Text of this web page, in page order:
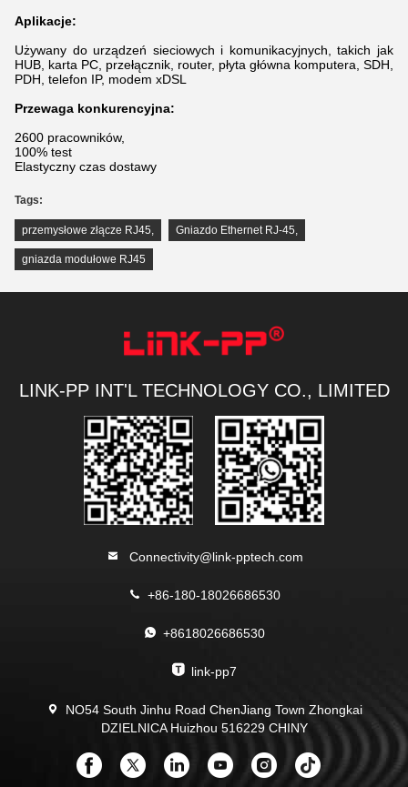
Aplikacje:
Używany do urządzeń sieciowych i komunikacyjnych, takich jak
HUB, karta PC, przełącznik, router, płyta główna komputera, SDH,
PDH, telefon IP, modem xDSL
Przewaga konkurencyjna:
2600 pracowników,
100% test
Elastyczny czas dostawy
Tags:
przemysłowe złącze RJ45, Gniazdo Ethernet RJ-45,
gniazda modułowe RJ45
LINK-PP INT'L TECHNOLOGY CO., LIMITED
Connectivity@link-pptech.com
+86-180-18026686530
+8618026686530
link-pp7
NO54 South Jinhu Road ChenJiang Town Zhongkai
DZIELNICA Huizhou 516229 CHINY